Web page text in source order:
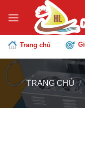
đến
dung Trang chủ
TRANG CHỦ /